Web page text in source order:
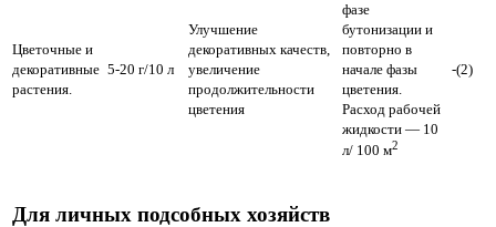
Цветочные и
декоративные
растения.
5-20 г/10 л
Улучшение
декоративных качеств,
увеличение
продолжительности
цветения
фазе
бутонизации и
повторно в
начале фазы
цветения.
Расход рабочей
жидкости — 10
л/ 100 м2
-(2)
Для личных подсобных хозяйств